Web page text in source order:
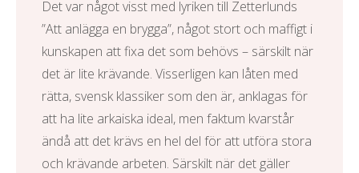
Det var något visst med lyriken till Zetterlunds
”Att anlägga en brygga”, något stort och maffigt i
kunskapen att fixa det som behövs – särskilt när
det är lite krävande. Visserligen kan låten med
rätta, svensk klassiker som den är, anklagas för
att ha lite arkaiska ideal, men faktum kvarstår
ändå att det krävs en hel del för att utföra stora
och krävande arbeten. Särskilt när det gäller